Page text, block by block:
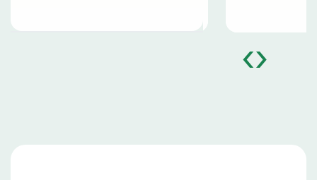
‹›